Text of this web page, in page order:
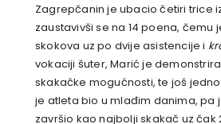
Zagrepčanin je ubacio četiri trice
zaustavivši se na 14 poena,
skokova uz po dvije asistencije i
vokaciji šuter, Marić je
skakačke mogućnosti, te još
je atleta bio u mlađim danima, pa
završio kao najbolji skakač uz čak